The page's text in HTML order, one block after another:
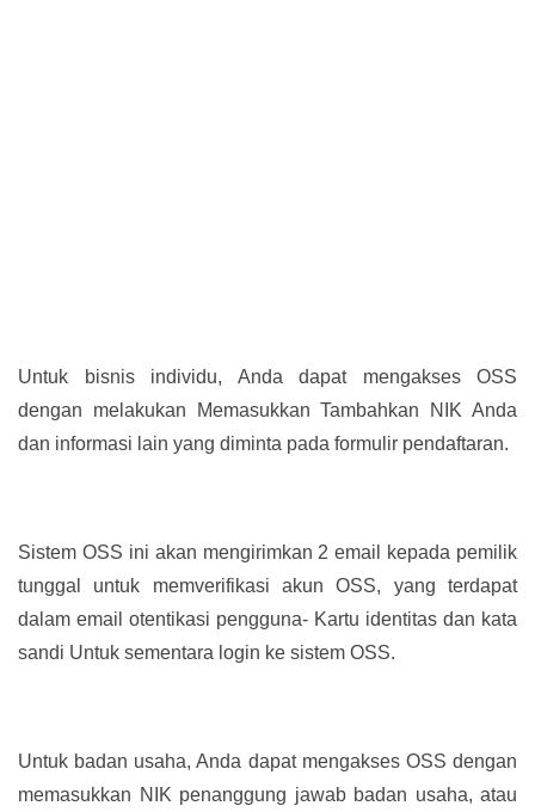
Untuk bisnis individu, Anda dapat mengakses OSS
dengan melakukan Memasukkan Tambahkan NIK Anda
dan informasi lain yang diminta pada formulir pendaftaran.
Sistem OSS ini akan mengirimkan 2 email kepada pemilik
tunggal untuk memverifikasi akun OSS, yang terdapat
dalam email otentikasi pengguna- Kartu identitas dan kata
sandi Untuk sementara login ke sistem OSS.
Untuk badan usaha, Anda dapat mengakses OSS dengan
memasukkan NIK penanggung jawab badan usaha, atau